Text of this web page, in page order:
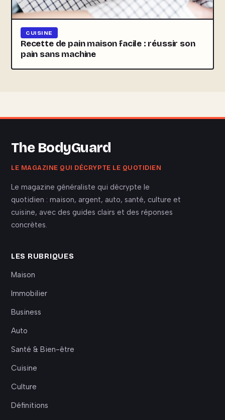
CUISINE
Recette de pain maison facile : réussir son
pain sans machine
The BodyGuard
LE MAGAZINE QUI DÉCRYPTE LE QUOTIDIEN
Le magazine généraliste qui décrypte le
quotidien : maison, argent, auto, santé, culture et
cuisine, avec des guides clairs et des réponses
concrètes.
LES RUBRIQUES
Maison
Immobilier
Business
Auto
Santé & Bien-être
Cuisine
Culture
Définitions